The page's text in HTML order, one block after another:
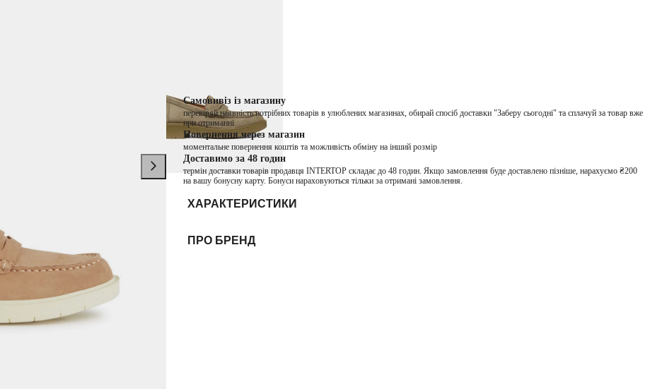
Самовивіз із магазину
перевіряй наявність потрібних товарів в улюблених магазинах, обирай спосіб доставки "Заберу сьогодні" та сплачуй за товар вже
при отриманні
Повернення через магазин
моментальне повернення коштів та можливість обміну на інший розмір
Доставимо за 48 годин
термін доставки товарів продавця INTERTOP складає до 48 годин. Якщо замовлення буде доставлено пізніше, нарахуємо ₴200
на вашу бонусну карту. Бонуси нараховуються тільки за отримані замовлення.
ХАРАКТЕРИСТИКИ
ПРО БРЕНД